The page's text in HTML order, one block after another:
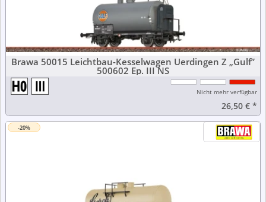
Brawa 50015 Leichtbau-Kesselwagen Uerdingen Z „Gulf”
500602 Ep. III NS
Nicht mehr verfügbar
26,50 €*
-20%